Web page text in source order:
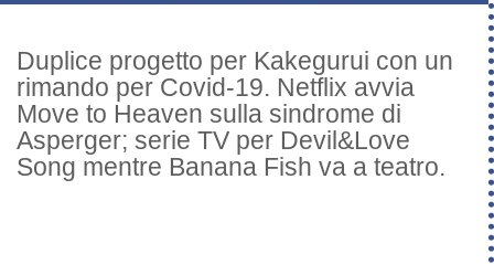
Duplice progetto per Kakegurui con un
rimando per Covid-19. Netflix avvia
Move to Heaven sulla sindrome di
Asperger; serie TV per Devil&Love
Song mentre Banana Fish va a teatro.